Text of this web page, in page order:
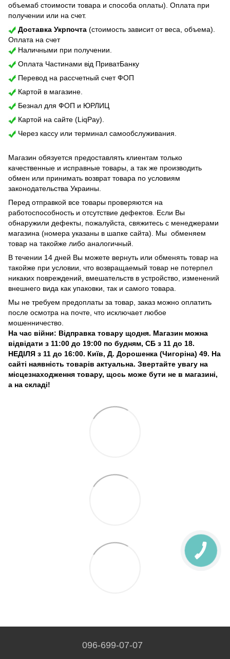
объемаб стоимости товара и способа оплаты). Оплата при
получении или на счет.
Доставка Укрпочта (стоимость зависит от веса, объема).
Оплата на счет
Наличными при получении.
Оплата Частинами від ПриватБанку
Перевод на рассчетный счет ФОП
Картой в магазине.
Безнал для ФОП и ЮРЛИЦ
Картой на сайте (LiqPay).
Через кассу или терминал самообслуживания.
Магазин обязуется предоставлять клиентам только
качественные и исправные товары, а так же производить
обмен или принимать возврат товара по условиям
законодательства Украины.
Перед отправкой все товары проверяются на
работоспособность и отсутствие дефектов. Если Вы
обнаружили дефекты, пожалуйста, свяжитесь с менеджерами
магазина (номера указаны в шапке сайта). Мы обменяем
товар на такойже либо аналогичный.
В течении 14 дней Вы можете вернуть или обменять товар на
такойже при условии, что возвращаемый товар не потерпел
никаких повреждений, вмешательств в устройство, изменений
внешнего вида как упаковки, так и самого товара.
Мы не требуем предоплаты за товар, заказ можно оплатить
после осмотра на почте, что исключает любое
мошенничество.
На час війни: Відправка товару щодня. Магазин можна
відвідати з 11:00 до 19:00 по будням, СБ з 11 до 18.
НЕДІЛЯ з 11 до 16:00. Київ, Д. Дорошенка (Чигоріна) 49. На
сайті наявність товарів актуальна. Звертайте увагу на
місцезнаходження товару, щось може бути не в магазині,
а на складі!
096-699-07-07